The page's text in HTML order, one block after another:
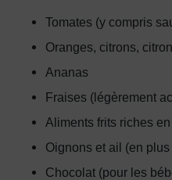
Tomates (y compris
Oranges, citrons,
Ananas
Fraises (légèrement
Aliments frits riches
Oignons et ail (en
Chocolat (pour les